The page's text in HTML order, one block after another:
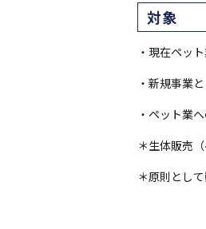
対象
・現在ペッ
・新規事業
・ペット業
＊生体販売
＊原則とし